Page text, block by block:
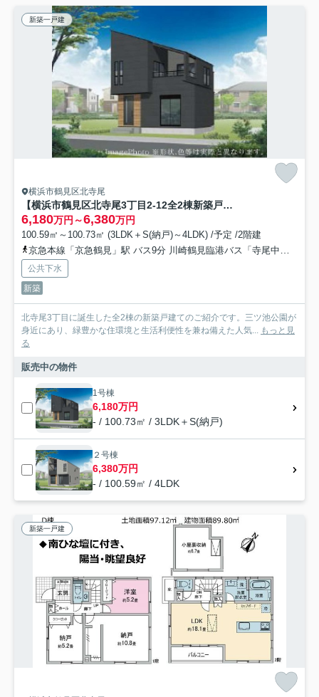
新築一戸建
横浜市鶴見区北寺尾
【横浜市鶴見区北寺尾3丁目2-12全2棟新築戸建て】★仲介手数料無料★（旭小学校・寺尾中学校）
6,180万円～6,380万円
100.59㎡～100.73㎡ (3LDK＋S(納戸)～4LDK) /予定 /2階建
京急本線「京急鶴見」駅 バス9分 川崎鶴見臨港バス「寺尾中学入口」 停歩2分
公共下水
新築
北寺尾3丁目に誕生した全2棟の新築戸建てのご紹介です。三ツ池公園が
身近にあり、緑豊かな住環境と生活利便性を兼ね備えた人気... もっと見
る
販売中の物件
1号棟
6,180万円
- / 100.73㎡ / 3LDK＋S(納戸)
２号棟
6,380万円
- / 100.59㎡ / 4LDK
新築一戸建